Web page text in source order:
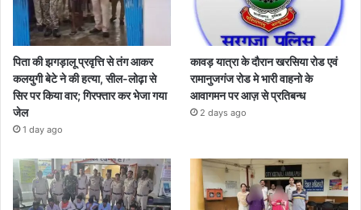
पिता की झगड़ालू प्रवृत्ति से तंग आकर
कलयुगी बेटे ने की हत्या, सील-लोढ़ा से
सिर पर किया वार; गिरफ्तार कर भेजा गया
जेल
1 day ago
कावड़ यात्रा के दौरान खरसिया रोड एवं
रामानुजगंज रोड मे भारी वाहनो के
आवागमन पर आज़ से प्रतिबन्ध
2 days ago